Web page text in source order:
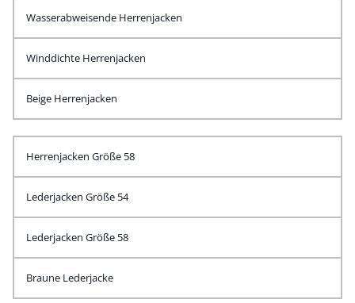
Wasserabweisende Herrenjacken
Winddichte Herrenjacken
Beige Herrenjacken
Herrenjacken Größe 58
Lederjacken Größe 54
Lederjacken Größe 58
Braune Lederjacke